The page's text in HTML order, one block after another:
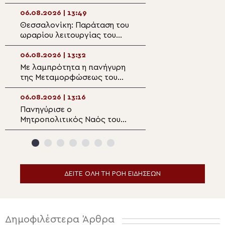
Σωτήρος στη Σαντορίνη
06.08.2026 | 13:49
Θεσσαλονίκη: Παράταση του
ωραρίου λειτουργίας του
Λευκού Πύργου έως τις
21:00 καθημερινά
06.08.2026 | 13:32
Με λαμπρότητα η πανήγυρη
της Μεταμορφώσεως του
Σωτήρος στην Καλαμαριά
(ΦΩΤΟ)
06.08.2026 | 13:16
Πανηγύρισε ο
Μητροπολιτικός Ναός του
Σωτήρος στη Λάρνακα
ΔΕΙΤΕ ΟΛΗ ΤΗ ΡΟΗ ΕΙΔΗΣΕΩΝ
Δημοφιλέστερα Άρθρα